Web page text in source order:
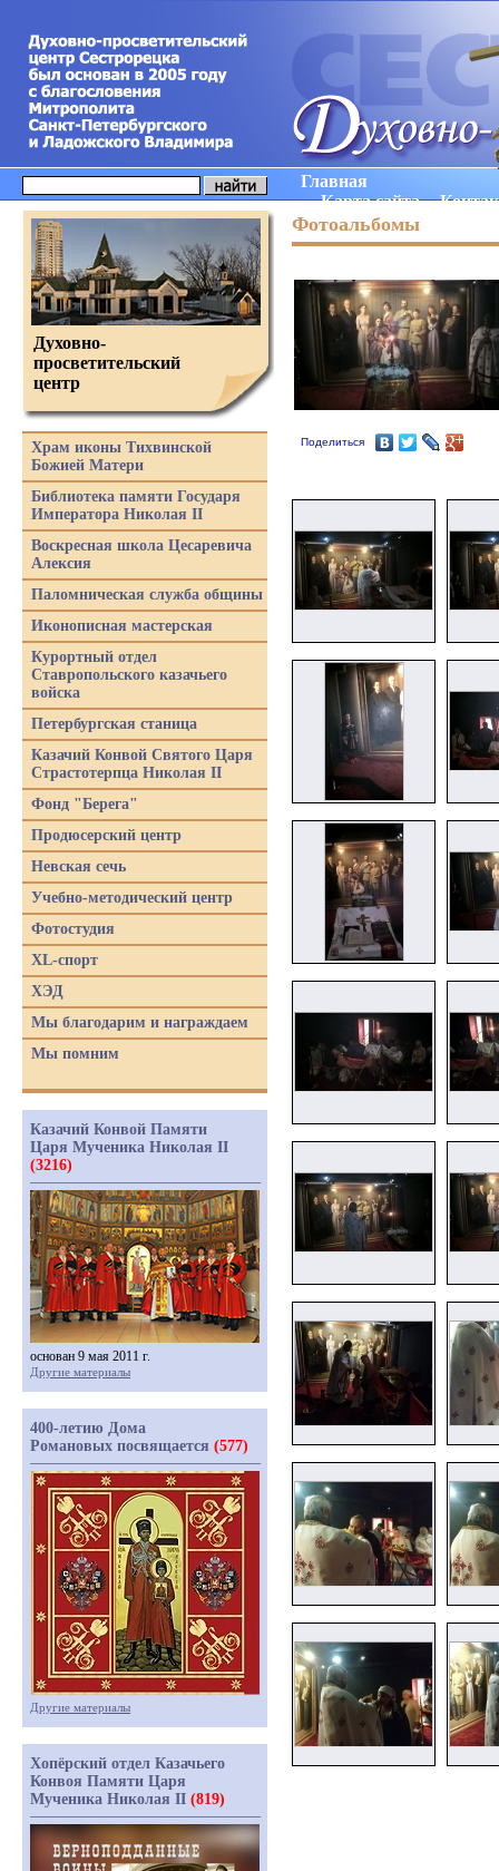
Главная
Карта сайта
Фотоальбомы
Поделиться
Духовно-
просветительский
центр
Храм иконы Тихвинской
Божией Матери
Библиотека памяти Государя
Императора Николая II
Воскресная школа Цесаревича
Алексия
Паломническая служба общины
Иконописная мастерская
Курортный отдел
Ставропольского казачьего
войска
Петербургская станица
Казачий Конвой Святого Царя
Страстотерпца Николая II
Фонд "Берега"
Продюсерский центр
Невская сечь
Учебно-методический центр
Фотостудия
XL-спорт
ХЭД
Мы благодарим и награждаем
Мы помним
Казачий Конвой Памяти
Царя Мученика Николая II
(3216)
основан 9 мая 2011 г.
Другие материалы
400-летию Дома
Романовых посвящается (577)
Другие материалы
Хопёрский отдел Казачьего
Конвоя Памяти Царя
Мученика Николая II (819)